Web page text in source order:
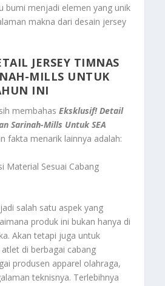
bumi menjadi elemen yang unik
makna dari desain jersey
JERSEY TIMNAS
MILLS UNTUK
INI
membahasEksklusif! Detail
Sarinah-Mills Untuk SEA
fakta menarik lainnya adalah:
Material Sesuai Cabang
salah satu aspek yang
produk ini bukan hanya di
Akan tetapi juga untuk
di berbagai cabang
produsen apparel olahraga,
teknisnya. Terlebihnya